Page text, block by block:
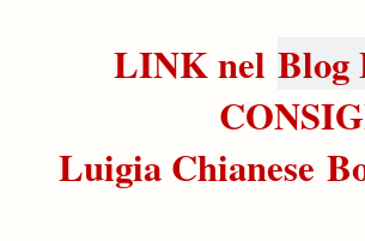
LINK nel
Luigia Chianese